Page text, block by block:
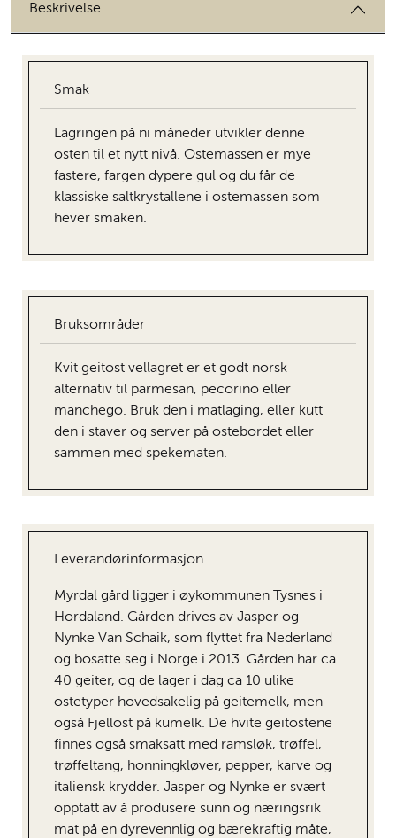
Beskrivelse
Smak
Lagringen på ni måneder utvikler denne
osten til et nytt nivå. Ostemassen er mye
fastere, fargen dypere gul og du får de
klassiske saltkrystallene i ostemassen som
hever smaken.
Bruksområder
Kvit geitost vellagret er et godt norsk
alternativ til parmesan, pecorino eller
manchego. Bruk den i matlaging, eller kutt
den i staver og server på ostebordet eller
sammen med spekematen.
Leverandørinformasjon
Myrdal gård ligger i øykommunen Tysnes i
Hordaland. Gården drives av Jasper og
Nynke Van Schaik, som flyttet fra Nederland
og bosatte seg i Norge i 2013. Gården har ca
40 geiter, og de lager i dag ca 10 ulike
ostetyper hovedsakelig på geitemelk, men
også Fjellost på kumelk. De hvite geitostene
finnes også smaksatt med ramsløk, trøffel,
trøffeltang, honningkløver, pepper, karve og
italiensk krydder. Jasper og Nynke er svært
opptatt av å produsere sunn og næringsrik
mat på en dyrevennlig og bærekraftig måte,